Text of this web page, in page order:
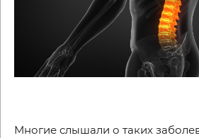
Многие слышали о таких